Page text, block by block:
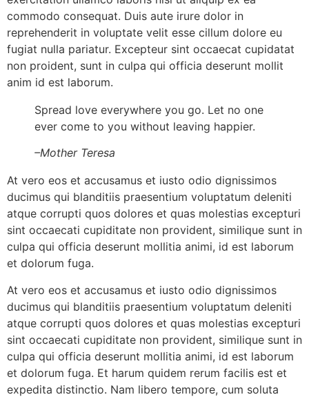
commodo consequat. Duis aute irure dolor in
reprehenderit in voluptate velit esse cillum dolore eu
fugiat nulla pariatur. Excepteur sint occaecat cupidatat
non proident, sunt in culpa qui officia deserunt mollit
anim id est laborum.
Spread love everywhere you go. Let no one
ever come to you without leaving happier.
–Mother Teresa
At vero eos et accusamus et iusto odio dignissimos
ducimus qui blanditiis praesentium voluptatum deleniti
atque corrupti quos dolores et quas molestias excepturi
sint occaecati cupiditate non provident, similique sunt in
culpa qui officia deserunt mollitia animi, id est laborum
et dolorum fuga.
At vero eos et accusamus et iusto odio dignissimos
ducimus qui blanditiis praesentium voluptatum deleniti
atque corrupti quos dolores et quas molestias excepturi
sint occaecati cupiditate non provident, similique sunt in
culpa qui officia deserunt mollitia animi, id est laborum
et dolorum fuga. Et harum quidem rerum facilis est et
expedita distinctio. Nam libero tempore, cum soluta